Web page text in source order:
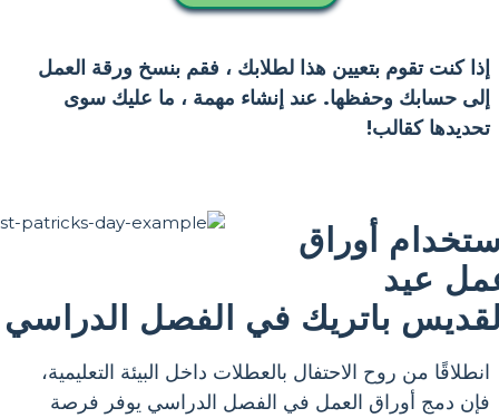
إذا كنت تقوم بتعيين هذا لطلابك ، فقم بنسخ ورقة العمل
إلى حسابك وحفظها. عند إنشاء مهمة ، ما عليك سوى
تحديدها كقالب!
أوراق
عيد
باتريك في الفصل الدراسي
انطلاقًا من روح الاحتفال بالعطلات داخل البيئة التعليمية،
فإن دمج أوراق العمل في الفصل الدراسي يوفر فرصة